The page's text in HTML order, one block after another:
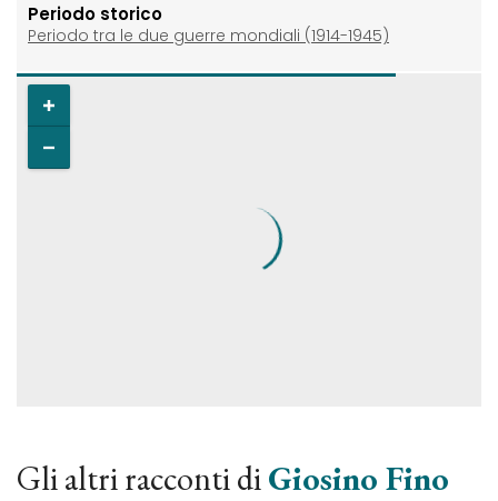
Periodo storico
Periodo tra le due guerre mondiali (1914-1945)
Gli altri racconti diGiosino Fino